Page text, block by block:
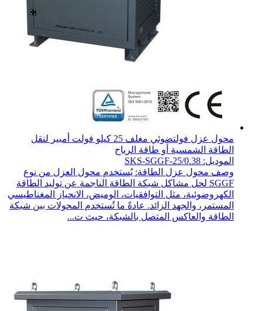
محول عزل فولتضوئي مغلف 25 كيلو فولت أمبير لنقل
الطاقة الشمسية أو طاقة الرياح
الموديل: SKS-SGGF-25/0.38
وصف محول عزل الطاقة: يُستخدم محول العزل من نوع
SGGF لحل مشاكل شبكة الطاقة الناجمة عن توليد الطاقة
الكهروضوئية، مثل التوافقيات، الوميض، الانحياز المغناطيسي
المستمر، والجهد الزائد. عادةً ما تُستخدم المحولات بين شبكة
الطاقة والعاكس المتصل بالشبكة، حيث ت...